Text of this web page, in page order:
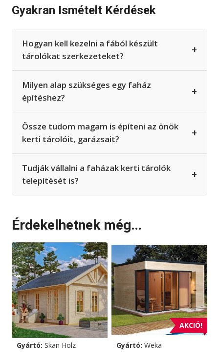
Gyakran Ismételt Kérdések
Hogyan kell kezelni a fából készült
tárolókat szerkezeteket?
+
Milyen alap szükséges egy faház
építéshez?
+
Össze tudom magam is építeni az önök
kerti tárolóit, garázsait?
+
Tudják vállalni a faházak kerti tárolók
telepítését is?
+
Érdekelhetnek még…
Gyártó: Skan Holz
AKCIÓ!
Gyártó: Weka